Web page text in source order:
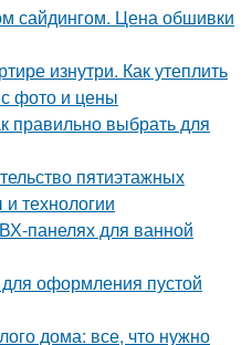
сайдингом. Цена обшивки
изнутри. Как утеплить
фото и цены
правильно выбрать для
пятиэтажных
технологии
панелях для ванной
оформления пустой
дома: все, что нужно